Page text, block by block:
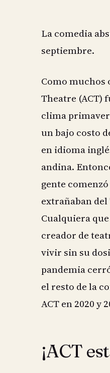
La comedia
septiembre.
Como
Theatre (ACT)
clima
un bajo costo
en idioma
andina.
gente
extrañaban
Cualquiera
creador de
vivir sin su
pandemia
el resto de la
ACT en 2020 y
¡ACT